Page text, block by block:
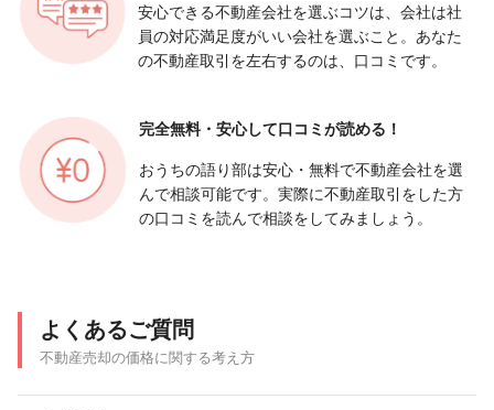
安心できる不動産会社を選ぶコツは、会社は社
員の対応満足度がいい会社を選ぶこと。あなた
の不動産取引を左右するのは、口コミです。
完全無料・安心して口コミが読める！
おうちの語り部は安心・無料で不動産会社を選
んで相談可能です。実際に不動産取引をした方
の口コミを読んで相談をしてみましょう。
よくあるご質問
不動産売却の価格に関する考え方